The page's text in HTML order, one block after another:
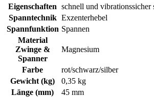
Eigenschaften schnell und vibrationssicher
Spanntechnik Exzenterhebel
Spannfunktion Spannen
Material
Zwinge &
Spanner
Magnesium
Farbe
rot/schwarz/silber
Gewicht (kg)
0,35 kg
Länge (mm)
45 mm